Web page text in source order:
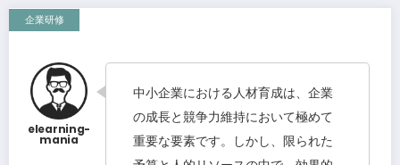
企業研修
中小企業における人材育成は、企業
の成長と競争力維持において極めて
重要な要素です。しかし、限られた